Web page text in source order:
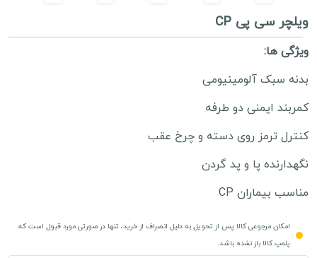
ویلچر سی پی CP
ویژگی ها:
بدنه سبک آلومینیومی
کمربند ایمنی دو طرفه
کنترل ترمز روی دسته و چرخ عقب
نگهدارنده پا و پد گردن
مناسب بیماران CP
امکان مرجوعی کالا پس از تحویل به دلیل انصراف از خرید، تنها در صورتی مورد قبول است که
پلمپ کالا باز نشده باشد.